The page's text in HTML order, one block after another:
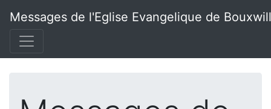
Messages de l'Eglise Evangelique de